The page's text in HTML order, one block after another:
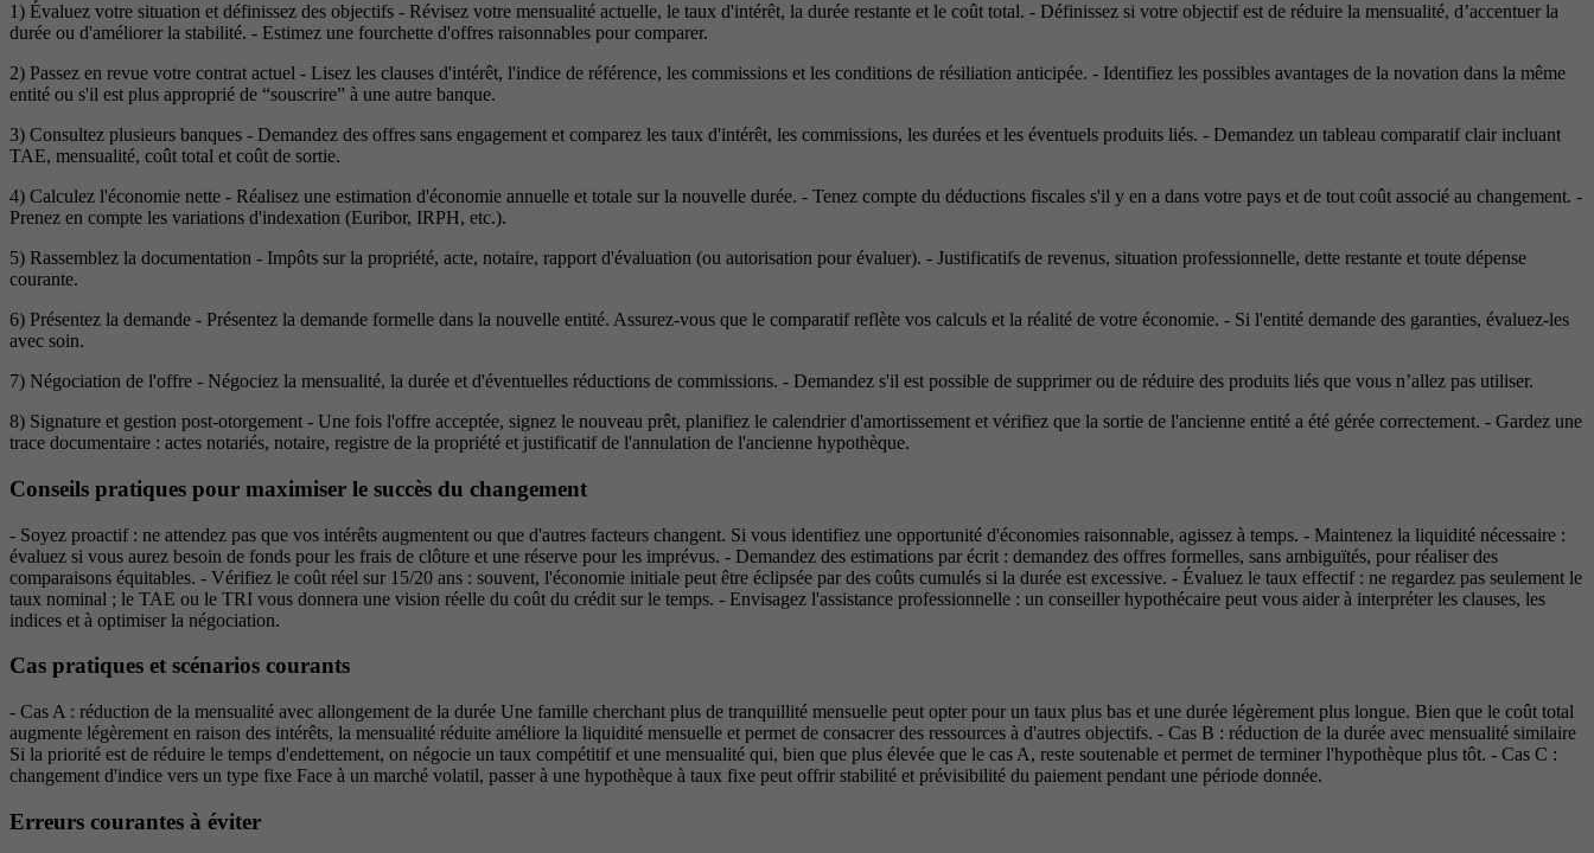
1) Évaluez votre situation et définissez des objectifs - Révisez votre mensualité actuelle, le taux d'intérêt, la durée restante et le coût total. - Définissez si votre objectif est de réduire la mensualité, d’accentuer la
durée ou d'améliorer la stabilité. - Estimez une fourchette d'offres raisonnables pour comparer.
2) Passez en revue votre contrat actuel - Lisez les clauses d'intérêt, l'indice de référence, les commissions et les conditions de résiliation anticipée. - Identifiez les possibles avantages de la novation dans la même
entité ou s'il est plus approprié de “souscrire” à une autre banque.
3) Consultez plusieurs banques - Demandez des offres sans engagement et comparez les taux d'intérêt, les commissions, les durées et les éventuels produits liés. - Demandez un tableau comparatif clair incluant
TAE, mensualité, coût total et coût de sortie.
4) Calculez l'économie nette - Réalisez une estimation d'économie annuelle et totale sur la nouvelle durée. - Tenez compte du déductions fiscales s'il y en a dans votre pays et de tout coût associé au changement. -
Prenez en compte les variations d'indexation (Euribor, IRPH, etc.).
5) Rassemblez la documentation - Impôts sur la propriété, acte, notaire, rapport d'évaluation (ou autorisation pour évaluer). - Justificatifs de revenus, situation professionnelle, dette restante et toute dépense
courante.
6) Présentez la demande - Présentez la demande formelle dans la nouvelle entité. Assurez-vous que le comparatif reflète vos calculs et la réalité de votre économie. - Si l'entité demande des garanties, évaluez-les
avec soin.
7) Négociation de l'offre - Négociez la mensualité, la durée et d'éventuelles réductions de commissions. - Demandez s'il est possible de supprimer ou de réduire des produits liés que vous n’allez pas utiliser.
8) Signature et gestion post-otorgement - Une fois l'offre acceptée, signez le nouveau prêt, planifiez le calendrier d'amortissement et vérifiez que la sortie de l'ancienne entité a été gérée correctement. - Gardez une
trace documentaire : actes notariés, notaire, registre de la propriété et justificatif de l'annulation de l'ancienne hypothèque.
Conseils pratiques pour maximiser le succès du changement
- Soyez proactif : ne attendez pas que vos intérêts augmentent ou que d'autres facteurs changent. Si vous identifiez une opportunité d'économies raisonnable, agissez à temps. - Maintenez la liquidité nécessaire :
évaluez si vous aurez besoin de fonds pour les frais de clôture et une réserve pour les imprévus. - Demandez des estimations par écrit : demandez des offres formelles, sans ambiguïtés, pour réaliser des
comparaisons équitables. - Vérifiez le coût réel sur 15/20 ans : souvent, l'économie initiale peut être éclipsée par des coûts cumulés si la durée est excessive. - Évaluez le taux effectif : ne regardez pas seulement le
taux nominal ; le TAE ou le TRI vous donnera une vision réelle du coût du crédit sur le temps. - Envisagez l'assistance professionnelle : un conseiller hypothécaire peut vous aider à interpréter les clauses, les
indices et à optimiser la négociation.
Cas pratiques et scénarios courants
- Cas A : réduction de la mensualité avec allongement de la durée Une famille cherchant plus de tranquillité mensuelle peut opter pour un taux plus bas et une durée légèrement plus longue. Bien que le coût total
augmente légèrement en raison des intérêts, la mensualité réduite améliore la liquidité mensuelle et permet de consacrer des ressources à d'autres objectifs. - Cas B : réduction de la durée avec mensualité similaire
Si la priorité est de réduire le temps d'endettement, on négocie un taux compétitif et une mensualité qui, bien que plus élevée que le cas A, reste soutenable et permet de terminer l'hypothèque plus tôt. - Cas C :
changement d'indice vers un type fixe Face à un marché volatil, passer à une hypothèque à taux fixe peut offrir stabilité et prévisibilité du paiement pendant une période donnée.
Erreurs courantes à éviter